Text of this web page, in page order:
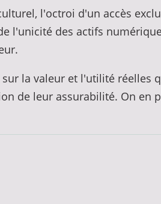
l'octroi d'un accès
l'unicité des actifs
la valeur et l'utilité réelles
de leur assurabilité. On en